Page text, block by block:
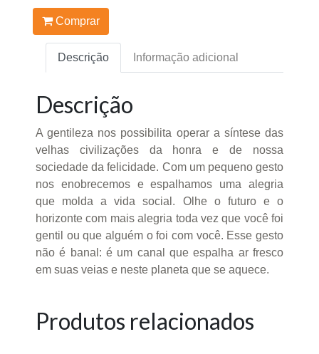
Comprar
Descrição Informação adicional
Descrição
A gentileza nos possibilita operar a síntese das
velhas civilizações da honra e de nossa
sociedade da felicidade. Com um pequeno gesto
nos enobrecemos e espalhamos uma alegria
que molda a vida social. Olhe o futuro e o
horizonte com mais alegria toda vez que você foi
gentil ou que alguém o foi com você. Esse gesto
não é banal: é um canal que espalha ar fresco
em suas veias e neste planeta que se aquece.
Produtos relacionados